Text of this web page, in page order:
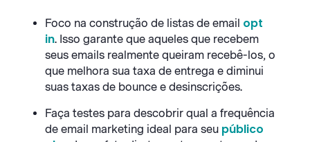
Foco na construção de listas de email opt
in. Isso garante que aqueles que recebem
seus emails realmente queiram recebê-los, o
que melhora sua taxa de entrega e diminui
suas taxas de bounce e desinscrições.
Faça testes para descobrir qual a frequência
de email marketing ideal para seu público